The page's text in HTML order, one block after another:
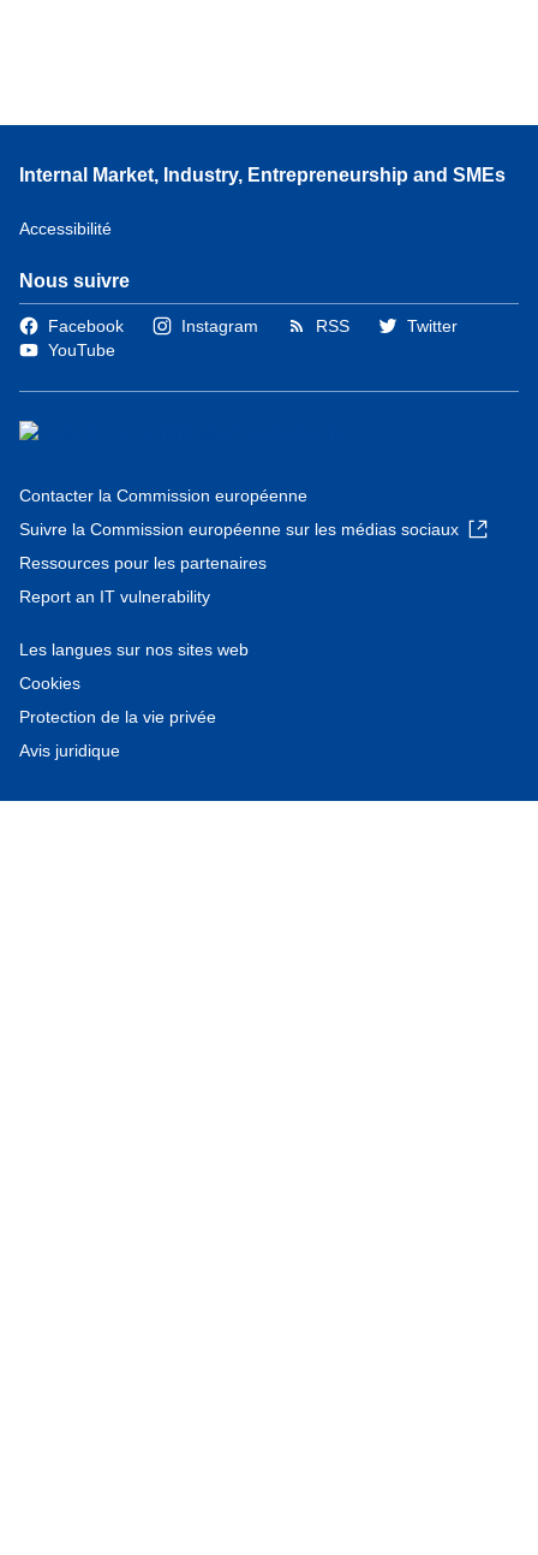
Internal Market, Industry, Entrepreneurship and SMEs
Accessibilité
Nous suivre
Facebook Instagram RSS
Twitter
YouTube
Contacter la Commission européenne
Suivre la Commission européenne sur les médias sociaux
Ressources pour les partenaires
Report an IT vulnerability
Les langues sur nos sites web
Cookies
Protection de la vie privée
Avis juridique